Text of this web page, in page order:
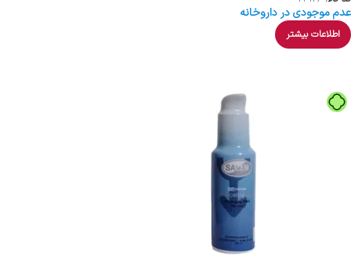
عدم موجودی در داروخانه
اطلاعات بیشتر